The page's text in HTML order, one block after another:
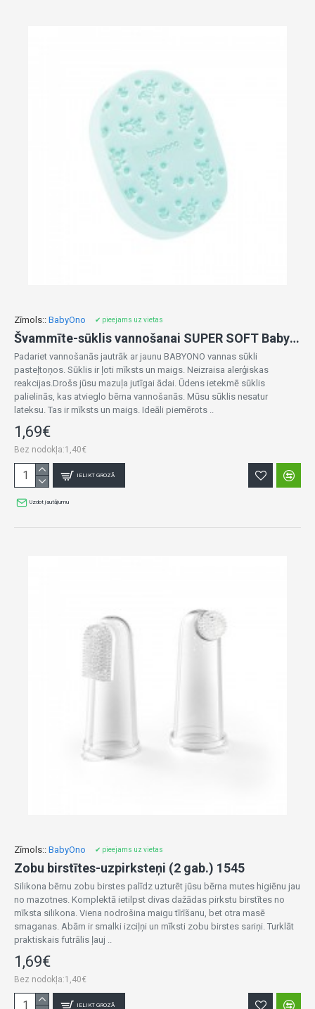
Zīmols:: BabyOno ✔ pieejams uz vietas
Švammīte-sūklis vannošanai SUPER SOFT BabyOno 1640/03 mint
Padariet vannošanās jautrāk ar jaunu BABYONO vannas sūkli
pasteļtoņos. Sūklis ir ļoti mīksts un maigs. Neizraisa alerģiskas
reakcijas.Drošs jūsu mazuļa jutīgai ādai. Ūdens ietekmē sūklis
palielinās, kas atvieglo bērna vannošanās. Mūsu sūklis nesatur
lateksu. Tas ir mīksts un maigs. Ideāli piemērots ..
1,69€
Bez nodokļa:1,40€
IELIKT GROZĀ
Uzdot jautājumu
Zīmols:: BabyOno ✔ pieejams uz vietas
Zobu birstītes-uzpirksteņi (2 gab.) 1545
Silikona bērnu zobu birstes palīdz uzturēt jūsu bērna mutes higiēnu jau
no mazotnes. Komplektā ietilpst divas dažādas pirkstu birstītes no
mīksta silikona. Viena nodrošina maigu tīrīšanu, bet otra masē
smaganas. Abām ir smalki izciļņi un mīksti zobu birstes sariņi. Turklāt
praktiskais futrālis ļauj ..
1,69€
Bez nodokļa:1,40€
IELIKT GROZĀ